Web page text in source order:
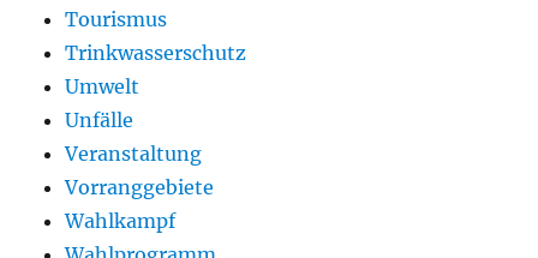
Tourismus
Trinkwasserschutz
Umwelt
Unfälle
Veranstaltung
Vorranggebiete
Wahlkampf